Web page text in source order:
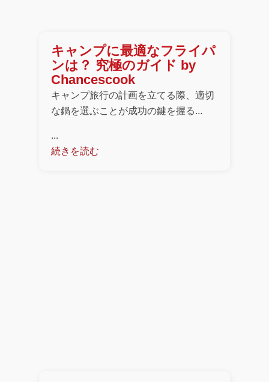
キャンプに最適なフライパ
ンは？ 究極のガイド by
Chancescook
キャンプ旅行の計画を立てる際、適切
な鍋を選ぶことが成功の鍵を握る…
...
続きを読む